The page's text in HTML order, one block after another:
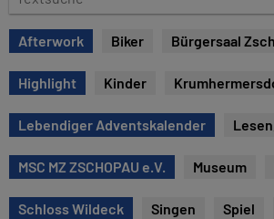
e
x
t
s
u
c
e
Afterwork Biker Bürgersaal
Highlight Kinder
Lebendiger Adventskalender
MSC MZ ZSCHOPAU e.V. Museum
Schloss Wildeck Singen Spiel